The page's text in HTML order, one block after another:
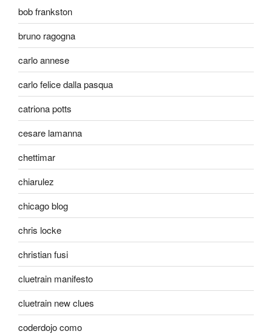
bob frankston
bruno ragogna
carlo annese
carlo felice dalla pasqua
catriona potts
cesare lamanna
chettimar
chiarulez
chicago blog
chris locke
christian fusi
cluetrain manifesto
cluetrain new clues
coderdojo como